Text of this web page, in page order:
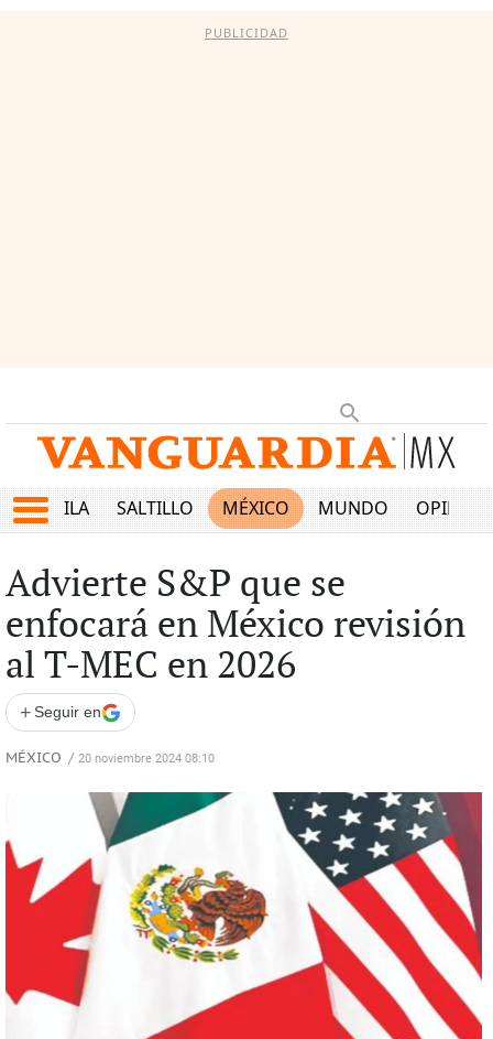
PUBLICIDAD
COAHUILA SALTILLO MÉXICO MUNDO OPINIÓN
Advierte S&P que se
enfocará en México revisión
al T-MEC en 2026
+ Seguir en
MÉXICO / 20 noviembre 2024 08:10